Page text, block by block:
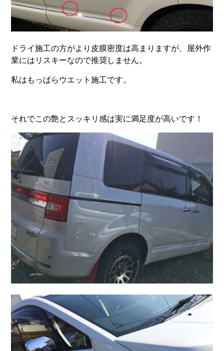
ドライ施工の方がより皮膜密度は高まりますが、屋外作
業にはリスキーなので推奨しません。
私はもっぱらウエット施工です。
それでこの艶とスッキリ感は実に満足度が高いです！